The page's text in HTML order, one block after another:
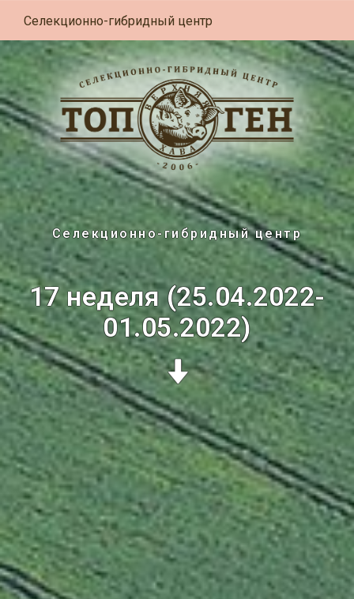
Селекционно-гибридный центр
Селекционно-гибридный центр
17 неделя (25.04.2022-
01.05.2022)